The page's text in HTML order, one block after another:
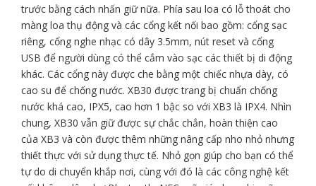
trước bằng cách nhấn giữ nữa. Phía sau loa có lỗ thoát cho
màng loa thụ động và các cổng kết nối bao gồm: cổng sạc
riêng, cổng nghe nhạc có dây 3.5mm, nút reset và cổng
USB để người dùng có thể cắm vào sạc các thiết bị di động
khác. Các cổng này được che bằng một chiếc nhựa dày, có
cao su để chống nước. XB30 được trang bị chuẩn chống
nước khá cao, IPX5, cao hơn 1 bậc so với XB3 là IPX4. Nhìn
chung, XB30 vẫn giữ được sự chắc chắn, hoàn thiện cao
của XB3 và còn được thêm những nâng cấp nho nhỏ nhưng
thiết thực với sử dụng thực tế. Nhỏ gọn giúp cho bạn có thể
tự do di chuyển khắp nơi, cùng với đó là các công nghệ kết